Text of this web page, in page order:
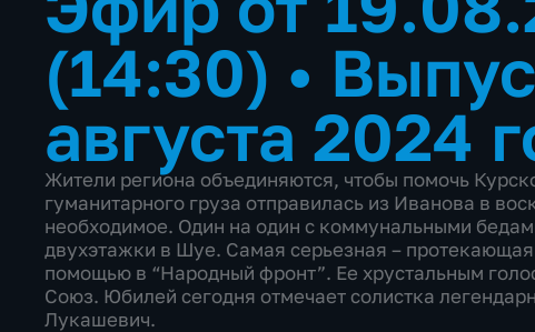
(14:30) •
августа 2024
Жители региона объединяются, чтобы помочь
гуманитарного груза отправилась из Иванова в
необходимое. Один на один с коммунальными
двухэтажки в Шуе. Самая серьезная –
помощью в “Народный фронт”. Ее хрустальным
Союз. Юбилей сегодня отмечает солистка
Лукашевич.